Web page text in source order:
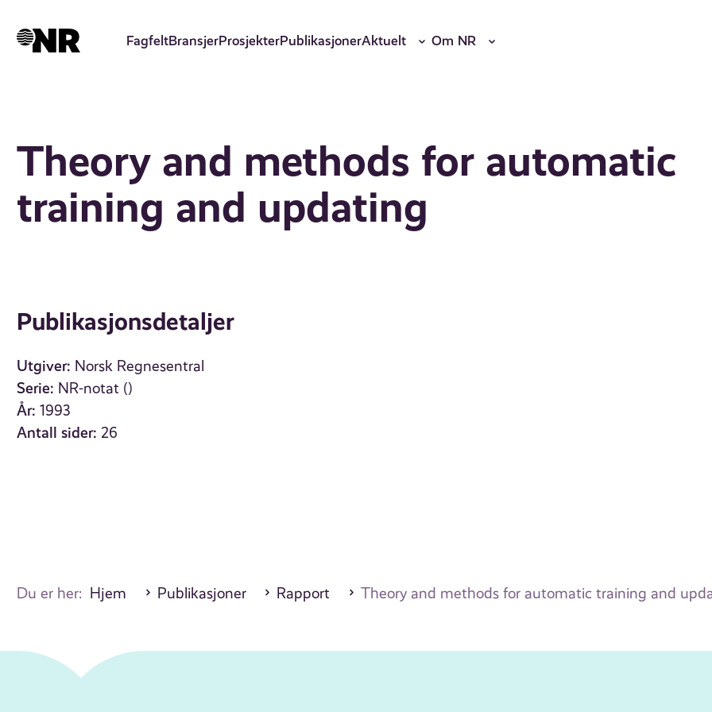
hovedinnhold
FagfeltBransjerProsjekterPublikasjonerAktuelt Om NR
Theory and methods for automatic
training and updating
Publikasjonsdetaljer
Utgiver: Norsk Regnesentral
Serie: NR-notat ()
År: 1993
Antall sider: 26
Du er her: Hjem Publikasjoner Rapport Theory and methods for automatic training and